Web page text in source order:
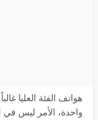
هواتف الفئة العليا
واحدة، الأمر ليس